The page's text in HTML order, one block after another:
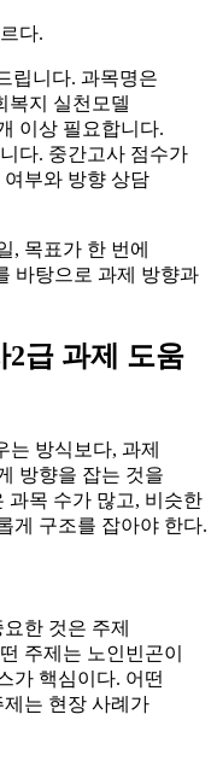
다.
립니다. 과목명은
복지 실천모델
이상 필요합니다.
다. 중간고사 점수가
부와 방향 상담
, 목표가 한 번에
바탕으로 과제 방향과
급 과제 도움
는 방식보다, 과제
방향을 잡는 것을
과목 수가 많고, 비슷한
게 구조를 잡아야 한다.
한 것은 주제
주제는 노인빈곤이
가 핵심이다. 어떤
는 현장 사례가